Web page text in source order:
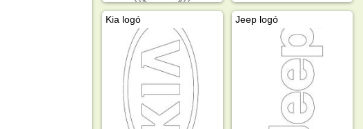
Kia logó Jeep logó